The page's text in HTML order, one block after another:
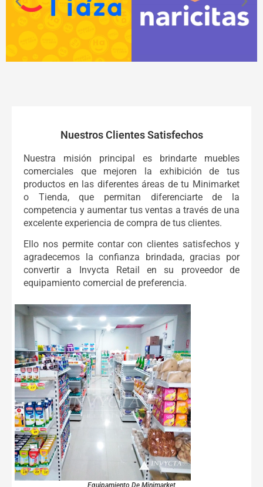
Nuestros Clientes Satisfechos
Nuestra misión principal es brindarte muebles
comerciales que mejoren la exhibición de tus
productos en las diferentes áreas de tu Minimarket
o Tienda, que permitan diferenciarte de la
competencia y aumentar tus ventas a través de una
excelente experiencia de compra de tus clientes.
Ello nos permite contar con clientes satisfechos y
agradecemos la confianza brindada, gracias por
convertir a Invycta Retail en su proveedor de
equipamiento comercial de preferencia.
Equipamiento De Minimarket